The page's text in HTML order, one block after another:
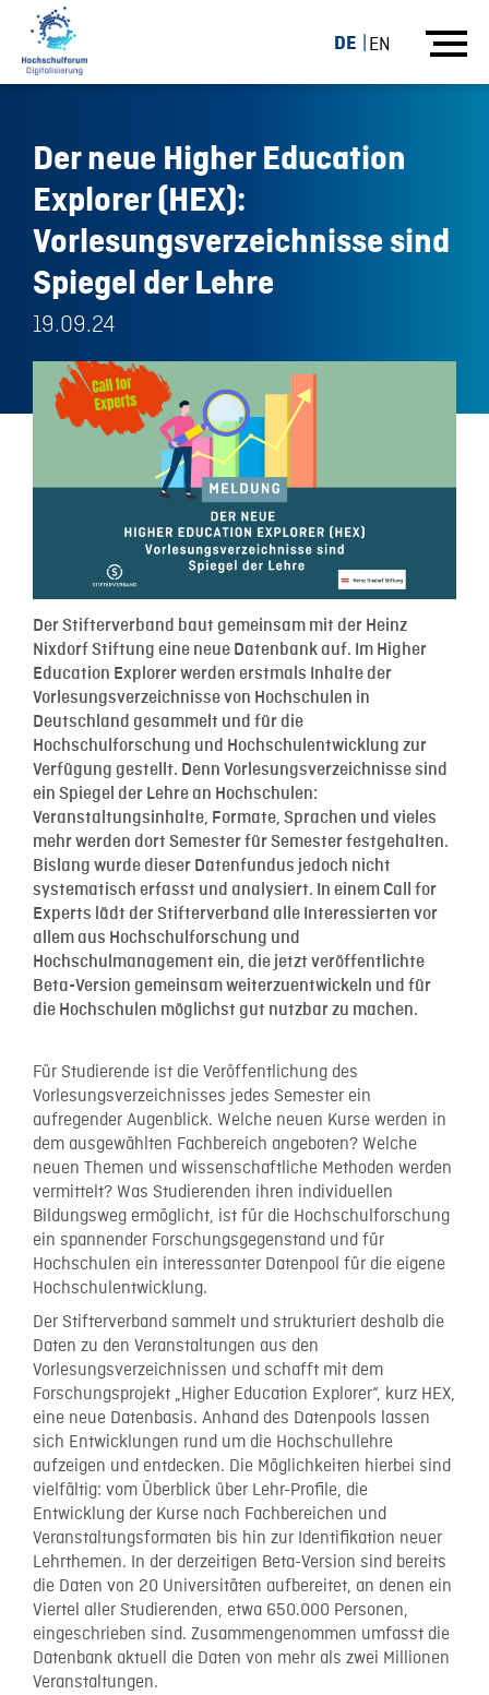
DE EN
Der neue Higher Education
Explorer (HEX):
Vorlesungsverzeichnisse sind
Spiegel der Lehre
19.09.24
Der Stifterverband baut gemeinsam mit der Heinz
Nixdorf Stiftung eine neue Datenbank auf. Im Higher
Education Explorer werden erstmals Inhalte der
Vorlesungsverzeichnisse von Hochschulen in
Deutschland gesammelt und für die
Hochschulforschung und Hochschulentwicklung zur
Verfügung gestellt. Denn Vorlesungsverzeichnisse sind
ein Spiegel der Lehre an Hochschulen:
Veranstaltungsinhalte, Formate, Sprachen und vieles
mehr werden dort Semester für Semester festgehalten.
Bislang wurde dieser Datenfundus jedoch nicht
systematisch erfasst und analysiert. In einem Call for
Experts lädt der Stifterverband alle Interessierten vor
allem aus Hochschulforschung und
Hochschulmanagement ein, die jetzt veröffentlichte
Beta-Version gemeinsam weiterzuentwickeln und für
die Hochschulen möglichst gut nutzbar zu machen.
Für Studierende ist die Veröffentlichung des
Vorlesungsverzeichnisses jedes Semester ein
aufregender Augenblick. Welche neuen Kurse werden in
dem ausgewählten Fachbereich angeboten? Welche
neuen Themen und wissenschaftliche Methoden werden
vermittelt? Was Studierenden ihren individuellen
Bildungsweg ermöglicht, ist für die Hochschulforschung
ein spannender Forschungsgegenstand und für
Hochschulen ein interessanter Datenpool für die eigene
Hochschulentwicklung.
Der Stifterverband sammelt und strukturiert deshalb die
Daten zu den Veranstaltungen aus den
Vorlesungsverzeichnissen und schafft mit dem
Forschungsprojekt „Higher Education Explorer“, kurz HEX,
eine neue Datenbasis. Anhand des Datenpools lassen
sich Entwicklungen rund um die Hochschullehre
aufzeigen und entdecken. Die Möglichkeiten hierbei sind
vielfältig: vom Überblick über Lehr-Profile, die
Entwicklung der Kurse nach Fachbereichen und
Veranstaltungsformaten bis hin zur Identifikation neuer
Lehrthemen. In der derzeitigen Beta-Version sind bereits
die Daten von 20 Universitäten aufbereitet, an denen ein
Viertel aller Studierenden, etwa 650.000 Personen,
eingeschrieben sind. Zusammengenommen umfasst die
Datenbank aktuell die Daten von mehr als zwei Millionen
Veranstaltungen.